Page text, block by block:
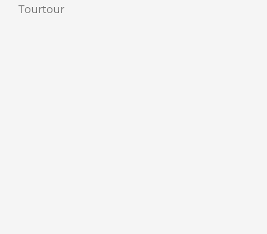
Tourtour